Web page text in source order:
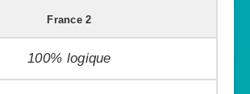
France 2
100% logique